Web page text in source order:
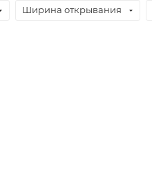
Ширина открывания